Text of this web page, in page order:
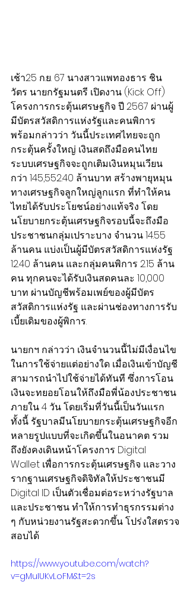
เช้า25 ก.ย. 67 นางสาวแพทองธาร ชิน
วัตร นายกรัฐมนตรี เปิดงาน (Kick Off)
โครงการกระตุ้นเศรษฐกิจ ปี 2567 ผ่านผู้
มีบัตรสวัสดิการแห่งรัฐและคนพิการ
พร้อมกล่าวว่า วันนี้ประเทศไทยจะถูก
กระตุ้นครั้งใหญ่ เงินสดถึงมือคนไทย
ระบบเศรษฐกิจจะถูกเติมเงินหมุนเวียน
กว่า 145,552.40 ล้านบาท สร้างพายุหมุน
ทางเศรษฐกิจลูกใหญ่ลูกแรก ที่ทำให้คน
ไทยได้รับประโยชน์อย่างแท้จริง โดย
นโยบายกระตุ้นเศรษฐกิจรอบนี้จะถึงมือ
ประชาชนกลุ่มเปราะบาง จำนวน 14.55
ล้านคน แบ่งเป็นผู้มีบัตรสวัสดิการแห่งรัฐ
12.40 ล้านคน และกลุ่มคนพิการ 2.15 ล้าน
คน ทุกคนจะได้รับเงินสดคนละ 10,000
บาท ผ่านบัญชีพร้อมเพย์ของผู้มีบัตร
สวัสดิการแห่งรัฐ และผ่านช่องทางการรับ
เบี้ยเดิมของผู้พิการ.
นายกฯ กล่าวว่า เงินจำนวนนี้ไม่มีเงื่อนไข
ในการใช้จ่ายแต่อย่างใด เมื่อเงินเข้าบัญชี
สามารถนำไปใช้จ่ายได้ทันที ซึ่งการโอน
เงินจะทยอยโอนให้ถึงมือพี่น้องประชาชน
ภายใน 4 วัน โดยเริ่มที่วันนี้เป็นวันแรก
ทั้งนี้ รัฐบาลมีนโยบายกระตุ้นเศรษฐกิจอีก
หลายรูปแบบที่จะเกิดขึ้นในอนาคต รวม
ถึงยังคงเดินหน้าโครงการ Digital
Wallet เพื่อการกระตุ้นเศรษฐกิจ และวาง
รากฐานเศรษฐกิจดิจิทัลให้ประชาชนมี
Digital ID เป็นตัวเชื่อมต่อระหว่างรัฐบาล
และประชาชน ทำให้การทำธุรกรรมต่าง
ๆ กับหน่วยงานรัฐสะดวกขึ้น โปร่งใสตรวจ
สอบได้
https://www.youtube.com/watch?
v=gMuIUKvLoFM&t=2s